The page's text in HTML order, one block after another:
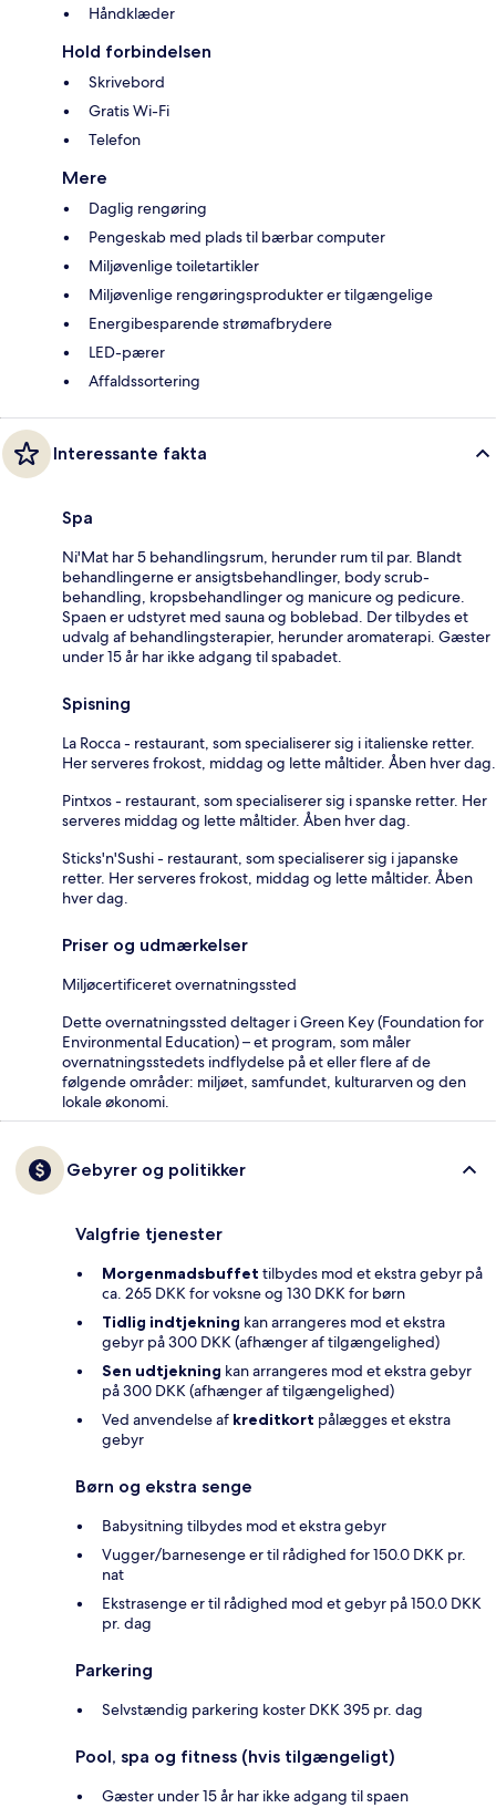
Håndklæder
Hold forbindelsen
Skrivebord
Gratis Wi-Fi
Telefon
Mere
Daglig rengøring
Pengeskab med plads til bærbar computer
Miljøvenlige toiletartikler
Miljøvenlige rengøringsprodukter er tilgængelige
Energibesparende strømafbrydere
LED-pærer
Affaldssortering
Interessante fakta
Spa
Ni'Mat har 5 behandlingsrum, herunder rum til par. Blandt
behandlingerne er ansigtsbehandlinger, body scrub-
behandling, kropsbehandlinger og manicure og pedicure.
Spaen er udstyret med sauna og boblebad. Der tilbydes et
udvalg af behandlingsterapier, herunder aromaterapi. Gæster
under 15 år har ikke adgang til spabadet.
Spisning
La Rocca - restaurant, som specialiserer sig i italienske retter.
Her serveres frokost, middag og lette måltider. Åben hver dag.
Pintxos - restaurant, som specialiserer sig i spanske retter. Her
serveres middag og lette måltider. Åben hver dag.
Sticks'n'Sushi - restaurant, som specialiserer sig i japanske
retter. Her serveres frokost, middag og lette måltider. Åben
hver dag.
Priser og udmærkelser
Miljøcertificeret overnatningssted
Dette overnatningssted deltager i Green Key (Foundation for
Environmental Education) – et program, som måler
overnatningsstedets indflydelse på et eller flere af de
følgende områder: miljøet, samfundet, kulturarven og den
lokale økonomi.
Gebyrer og politikker
Valgfrie tjenester
Morgenmadsbuffet tilbydes mod et ekstra gebyr på
ca. 265 DKK for voksne og 130 DKK for børn
Tidlig indtjekning kan arrangeres mod et ekstra
gebyr på 300 DKK (afhænger af tilgængelighed)
Sen udtjekning kan arrangeres mod et ekstra gebyr
på 300 DKK (afhænger af tilgængelighed)
Ved anvendelse af kreditkort pålægges et ekstra
gebyr
Børn og ekstra senge
Babysitning tilbydes mod et ekstra gebyr
Vugger/barnesenge er til rådighed for 150.0 DKK pr.
nat
Ekstrasenge er til rådighed mod et gebyr på 150.0 DKK
pr. dag
Parkering
Selvstændig parkering koster DKK 395 pr. dag
Pool, spa og fitness (hvis tilgængeligt)
Gæster under 15 år har ikke adgang til spaen